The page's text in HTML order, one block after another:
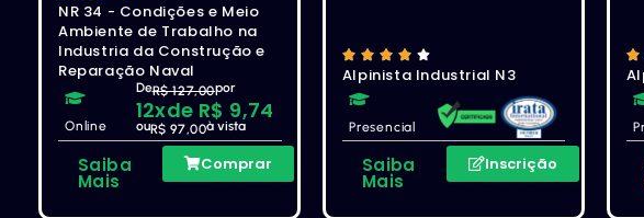
NR 34 - Condições e Meio
Ambiente de Trabalho na
Industria da Construção e
Reparação Naval
Online
DeR$ 127,00por
12xde R$ 9,74
ouR$ 97,00à vista
Saiba
Mais
Comprar
Alpinista Industrial N3
Presencial
Saiba
Mais
Inscrição